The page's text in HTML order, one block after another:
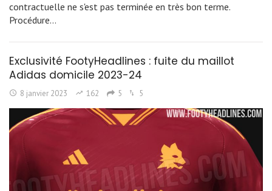
contractuelle ne s'est pas terminée en très bon terme.
Procédure…
Exclusivité FootyHeadlines : fuite du maillot
Adidas domicile 2023-24
8 janvier 2023 162 5 5